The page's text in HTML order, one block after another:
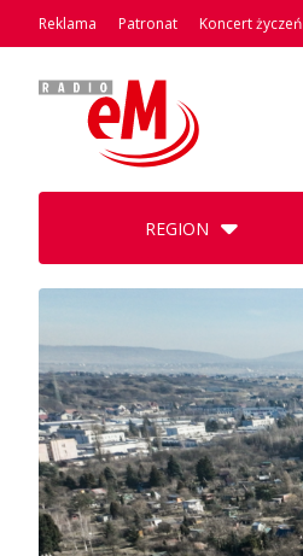
Reklama Patronat Koncert życzeń
REGION